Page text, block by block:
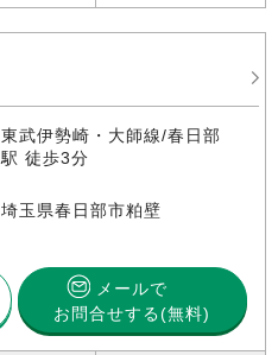
東武伊勢崎・大師線/春日部
駅 徒歩3分
埼玉県春日部市粕壁
メールで
お問合せする(無料)